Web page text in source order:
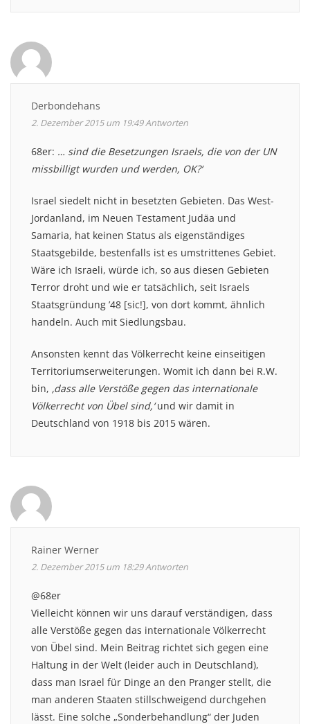
Derbondehans
2. Dezember 2015 um 19:49Antworten
68er: … sind die Besetzungen Israels, die von der UN
missbilligt wurden und werden, OK?‘
Israel siedelt nicht in besetzten Gebieten. Das West-
Jordanland, im Neuen Testament Judäa und
Samaria, hat keinen Status als eigenständiges
Staatsgebilde, bestenfalls ist es umstrittenes Gebiet.
Wäre ich Israeli, würde ich, so aus diesen Gebieten
Terror droht und wie er tatsächlich, seit Israels
Staatsgründung ’48 [sic!], von dort kommt, ähnlich
handeln. Auch mit Siedlungsbau.
Ansonsten kennt das Völkerrecht keine einseitigen
Territoriumserweiterungen. Womit ich dann bei R.W.
bin, ‚dass alle Verstöße gegen das internationale
Völkerrecht von Übel sind,‘und wir damit in
Deutschland von 1918 bis 2015 wären.
Rainer Werner
2. Dezember 2015 um 18:29Antworten
@68er
Vielleicht können wir uns darauf verständigen, dass
alle Verstöße gegen das internationale Völkerrecht
von Übel sind. Mein Beitrag richtet sich gegen eine
Haltung in der Welt (leider auch in Deutschland),
dass man Israel für Dinge an den Pranger stellt, die
man anderen Staaten stillschweigend durchgehen
lässt. Eine solche „Sonderbehandlung“ der Juden